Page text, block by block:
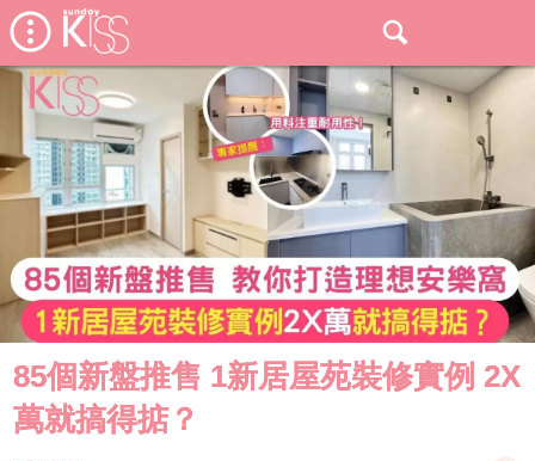
85個新盤推售 1新居屋苑裝修實例 2X
萬就搞得掂？